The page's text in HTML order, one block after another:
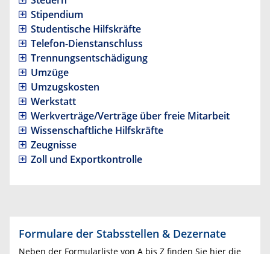
Stipendium
Studentische Hilfskräfte
Telefon-Dienstanschluss
Trennungsentschädigung
Umzüge
Umzugskosten
Werkstatt
Werkverträge/Verträge über freie Mitarbeit
Wissenschaftliche Hilfskräfte
Zeugnisse
Zoll und Exportkontrolle
Formulare der Stabsstellen & Dezernate
Neben der Formularliste von A bis Z finden Sie hier die